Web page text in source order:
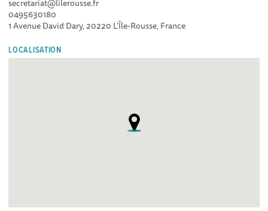
secretariat@lilerousse.fr
0495630180
1 Avenue David Dary, 20220 L'Île-Rousse, France
LOCALISATION